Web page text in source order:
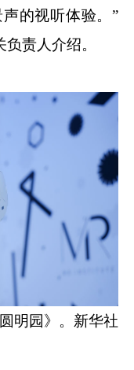
的视听体验。”
责人介绍。
明园》。新华社